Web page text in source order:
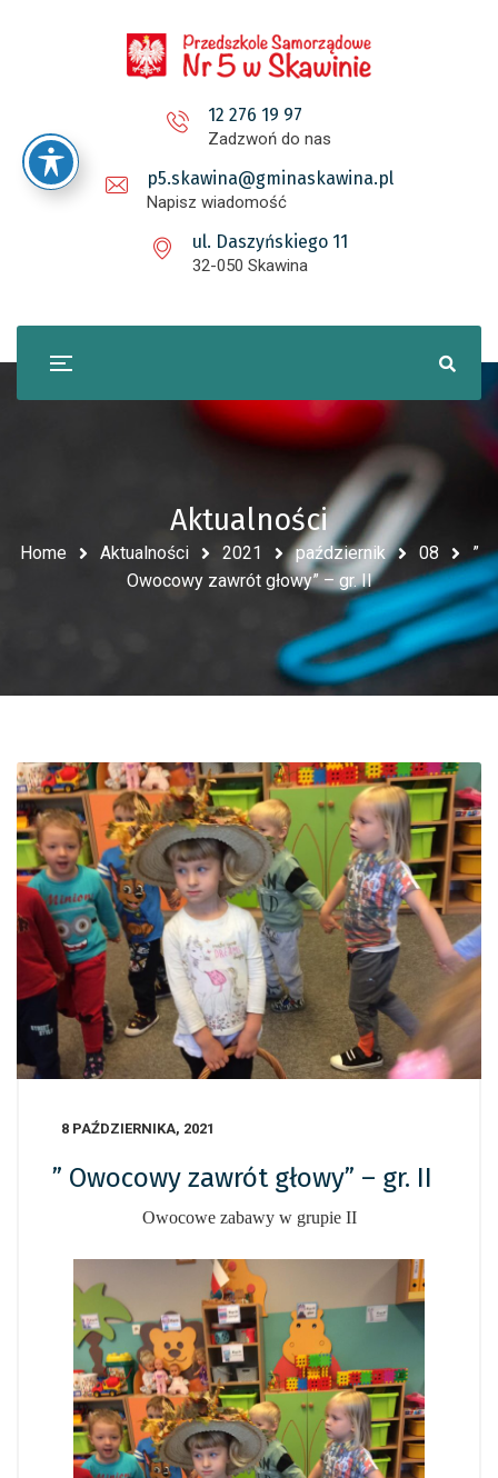
12 276 19 97
Zadzwoń do nas
p5.skawina@gminaskawina.pl
Napisz wiadomość
ul. Daszyńskiego 11
32-050 Skawina
Aktualności
Home Aktualności 2021 październik 08
”
Owocowy zawrót głowy” – gr. II
8 PAŹDZIERNIKA, 2021
” Owocowy zawrót głowy” – gr. II
Owocowe zabawy w grupie II